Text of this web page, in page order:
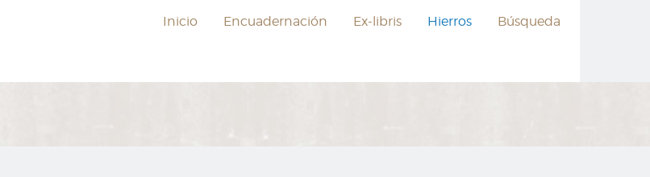
Inicio Encuadernación Ex-libris Hierros Búsqueda